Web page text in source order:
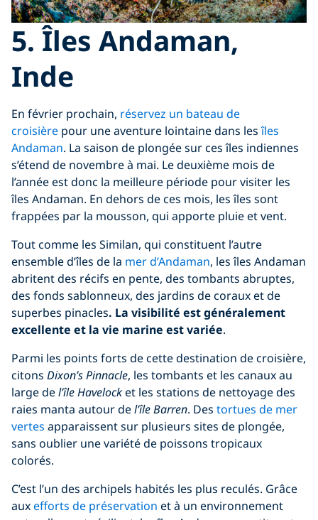
5. Îles Andaman,
Inde
En février prochain, réservez un bateau de
croisière pour une aventure lointaine dans lesîles
Andaman. La saison de plongée sur ces îles indiennes
s’étend de novembre à mai. Le deuxième mois de
l’année est donc la meilleure période pour visiter les
îles Andaman. En dehors de ces mois, les îles sont
frappées par la mousson, qui apporte pluie et vent.
Tout comme les Similan, qui constituent l’autre
ensemble d’îles de la mer d’Andaman, les îles Andaman
abritent des récifs en pente, des tombants abruptes,
des fonds sablonneux, des jardins de coraux et de
superbes pinacles. La visibilité est généralement
excellente et la vie marine est variée.
Parmi les points forts de cette destination de croisière,
citons Dixon’s Pinnacle, les tombants et les canaux au
large del’île Havelocket les stations de nettoyage des
raies manta autour del’île Barren. Des tortues de mer
vertes apparaissent sur plusieurs sites de plongée,
sans oublier une variété de poissons tropicaux
colorés.
C’est l’un des archipels habités les plus reculés. Grâce
auxefforts de préservation et à un environnement